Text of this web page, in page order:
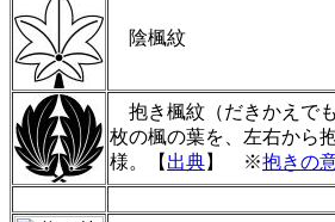
陰楓紋
抱き楓紋（だきかえで
枚の楓の葉を、左右から
様。【 出典】 ※抱きの